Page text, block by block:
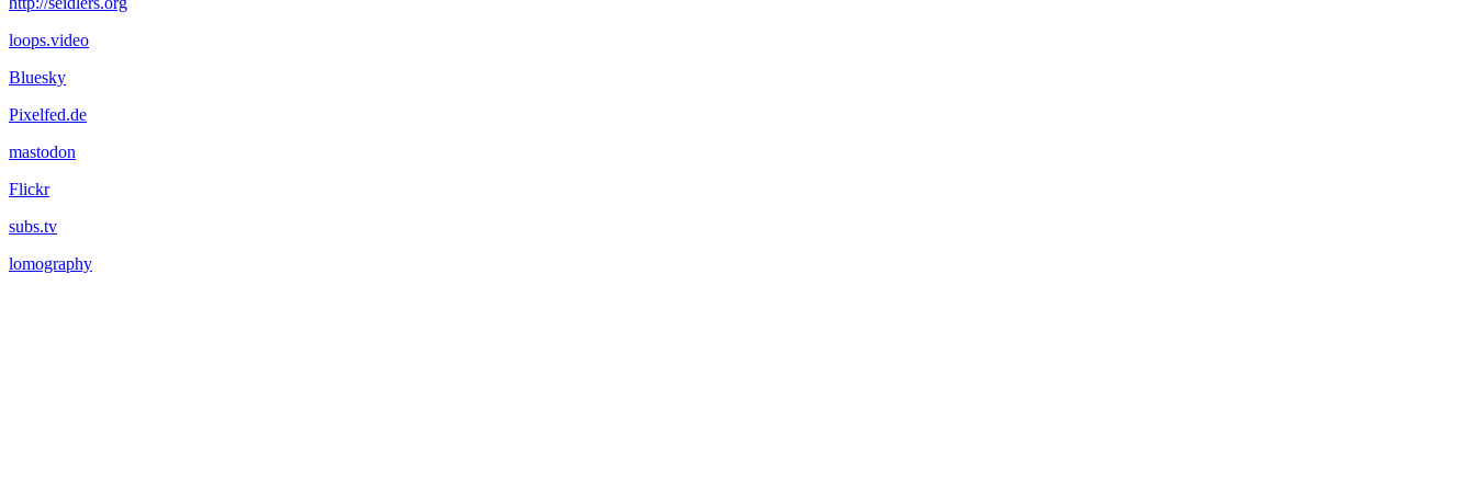
loops.video
Bluesky
Pixelfed.de
mastodon
Flickr
subs.tv
lomography